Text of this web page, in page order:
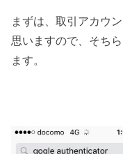
まずは、取引アカウ
思いますので、そち
ます。